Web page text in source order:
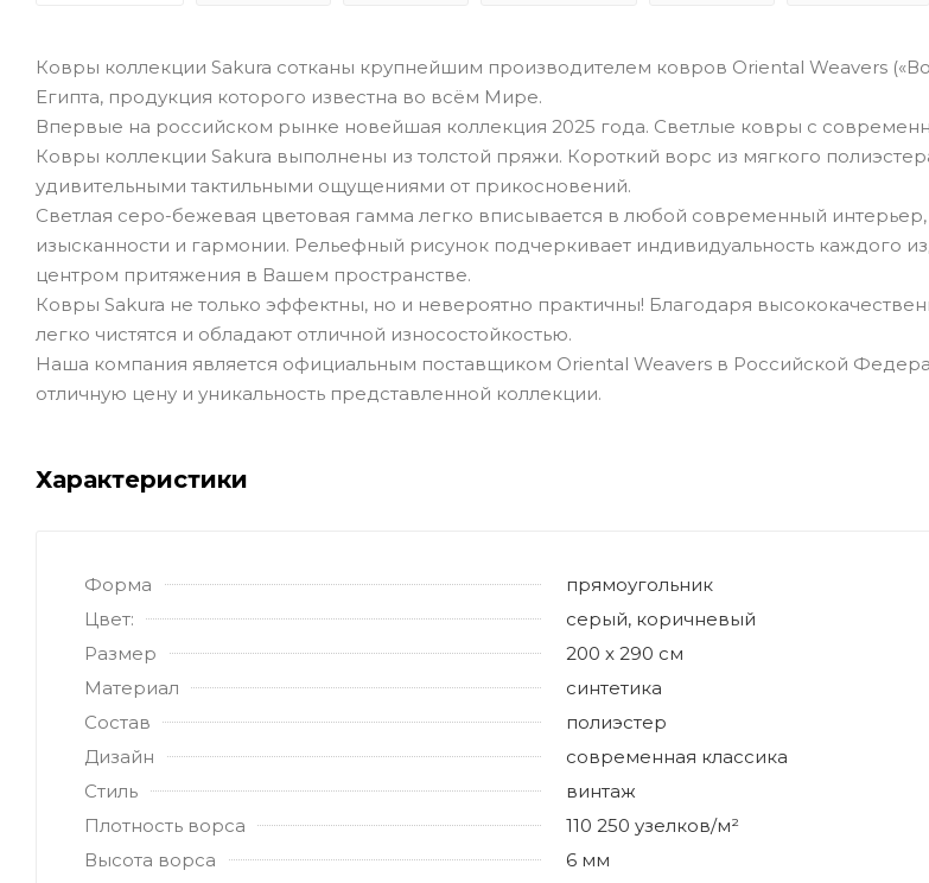
Ковры коллекции Sakura сотканы крупнейшим производителем ковров Oriental Weavers
Египта, продукция которого известна во всём Мире.
Впервые на российском рынке новейшая коллекция 2025 года. Светлые ковры с
Ковры коллекции Sakura выполнены из толстой пряжи. Короткий ворс из мягкого
удивительными тактильными ощущениями от прикосновений.
Светлая серо-бежевая цветовая гамма легко вписывается в любой современный интерьер,
изысканности и гармонии. Рельефный рисунок подчеркивает индивидуальность каждого
центром притяжения в Вашем пространстве.
Ковры Sakura не только эффектны, но и невероятно практичны! Благодаря
легко чистятся и обладают отличной износостойкостью.
Наша компания является официальным поставщиком Oriental Weavers в Российской
отличную цену и уникальность представленной коллекции.
Характеристики
Форма
прямоугольник
Цвет:
серый, коричневый
Размер
200 x 290 см
Материал
синтетика
Состав
полиэстер
Дизайн
современная классика
Стиль
винтаж
Плотность ворса
110 250 узелков/м²
Высота ворса
6 мм